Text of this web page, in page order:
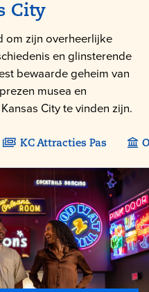
City
om zijn overheerlijke
en glinsterende
bewaarde geheim van
musea en
City te vinden zijn.
KC Attracties Pas